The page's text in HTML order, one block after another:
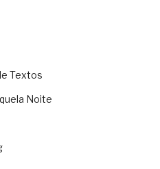
Textos
Noite